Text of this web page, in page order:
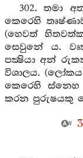
302. තමා
කෙරෙහි
(හෙවත්
සෙවුනේ ය.
පක්‍ෂියා අන්
විශාලය.
කෙරෙහි ස්නෙහ
කරන පුරුෂයකු